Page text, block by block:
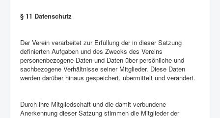
§ 11 Datenschutz
Der Verein verarbeitet zur Erfüllung der in dieser Satzung
definierten Aufgaben und des Zwecks des Vereins
personenbezogene Daten und Daten über persönliche und
sachbezogene Verhältnisse seiner Mitglieder. Diese Daten
werden darüber hinaus gespeichert, übermittelt und verändert.
Durch ihre Mitgliedschaft und die damit verbundene
Anerkennung dieser Satzung stimmen die Mitglieder der